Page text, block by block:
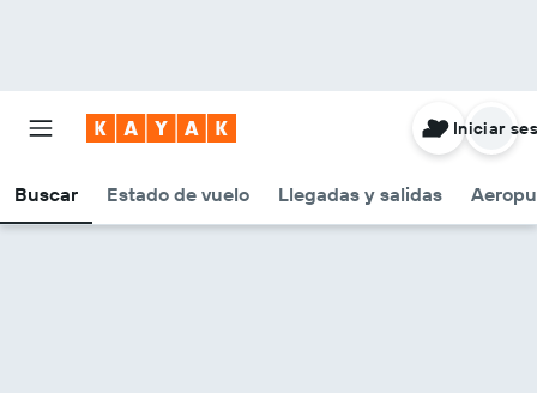
Buscar Estado de vuelo Llegadas y salidas
Iniciar